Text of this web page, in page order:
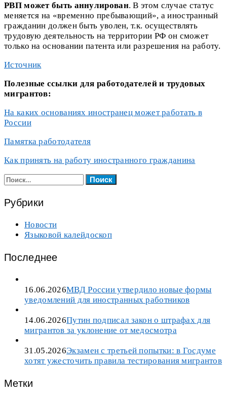
РВП может быть аннулирован. В этом случае статус
меняется на «временно пребывающий», а иностранный
гражданин должен быть уволен, т.к. осуществлять
трудовую деятельность на территории РФ он сможет
только на основании патента или разрешения на работу.
Источник
Полезные ссылки для работодателей и трудовых
мигрантов:
На каких основаниях иностранец может работать в
России
Памятка работодателя
Как принять на работу иностранного гражданина
Найти:
Рубрики
Новости
Языковой калейдоскоп
Последнее
16.06.2026МВД России утвердило новые формы
уведомлений для иностранных работников
14.06.2026Путин подписал закон о штрафах для
мигрантов за уклонение от медосмотра
31.05.2026Экзамен с третьей попытки: в Госдуме
хотят ужесточить правила тестирования мигрантов
Метки